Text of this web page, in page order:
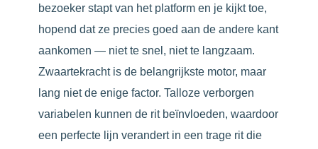
bezoeker stapt van het platform en je kijkt toe,
hopend dat ze precies goed aan de andere kant
aankomen — niet te snel, niet te langzaam.
Zwaartekracht is de belangrijkste motor, maar
lang niet de enige factor. Talloze verborgen
variabelen kunnen de rit beïnvloeden, waardoor
een perfecte lijn verandert in een trage rit die